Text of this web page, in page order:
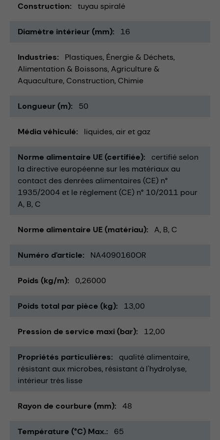
Construction tuyau spiralé
Diamètre intérieur (mm) 16
Industries Plastiques Énergie & Déchets
Alimentation & Boissons Agriculture &
Aquaculture Construction Chimie
Longueur (m) 50
Média véhiculé liquides air et gaz
Norme alimentaire UE (certifiée)
certifié selon
la directive européenne sur les matériaux au
contact des denrées alimentaires (CE) n°
1935/2004 et le règlement (CE) n° 10/2011 pour
A, B, C
Norme alimentaire UE (matériau) A, B, C
Numéro d'article NA4090160OR
Poids (kg/m) 0,26000
Poids total par pièce (kg) 13,00
Pression de service maxi (bar) 12,00
Propriétés particulières
qualité alimentaire
résistant aux microbes résistant à l'hydrolyse
intérieur très lisse
Rayon de courbure (mm) 48
Température (°C) Max. 65